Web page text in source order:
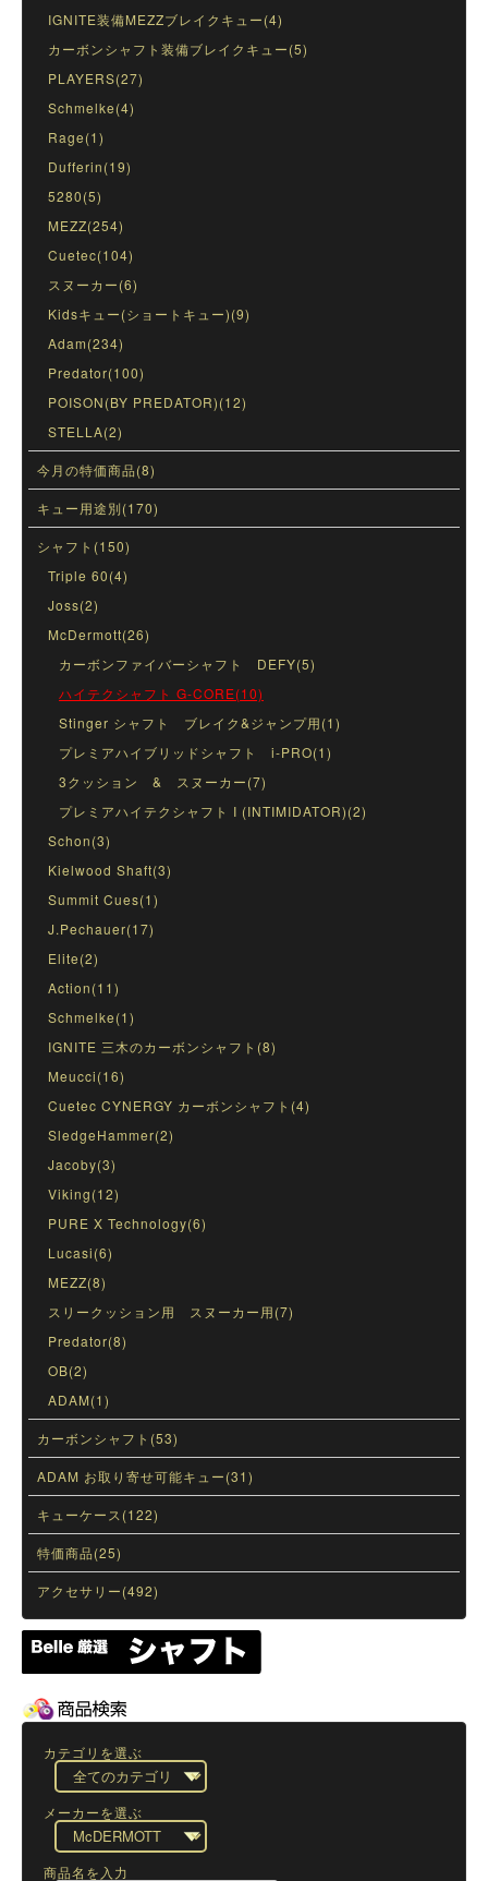
IGNITE装備MEZZブレイクキュー(4)
カーボンシャフト装備ブレイクキュー(5)
PLAYERS(27)
Schmelke(4)
Rage(1)
Dufferin(19)
5280(5)
MEZZ(254)
Cuetec(104)
スヌーカー(6)
Kidsキュー(ショートキュー)(9)
Adam(234)
Predator(100)
POISON(BY PREDATOR)(12)
STELLA(2)
今月の特価商品(8)
キュー用途別(170)
シャフト(150)
Triple 60(4)
Joss(2)
McDermott(26)
カーボンファイバーシャフト DEFY(5)
ハイテクシャフト G-CORE(10)
Stinger シャフト ブレイク&ジャンプ用(1)
プレミアハイブリッドシャフト i-PRO(1)
3クッション & スヌーカー(7)
プレミアハイテクシャフト I (INTIMIDATOR)(2)
Schon(3)
Kielwood Shaft(3)
Summit Cues(1)
J.Pechauer(17)
Elite(2)
Action(11)
Schmelke(1)
IGNITE 三木のカーボンシャフト(8)
Meucci(16)
Cuetec CYNERGY カーボンシャフト(4)
SledgeHammer(2)
Jacoby(3)
Viking(12)
PURE X Technology(6)
Lucasi(6)
MEZZ(8)
スリークッション用 スヌーカー用(7)
Predator(8)
OB(2)
ADAM(1)
カーボンシャフト(53)
ADAM お取り寄せ可能キュー(31)
キューケース(122)
特価商品(25)
アクセサリー(492)
カテゴリを選ぶ
メーカーを選ぶ
商品名を入力